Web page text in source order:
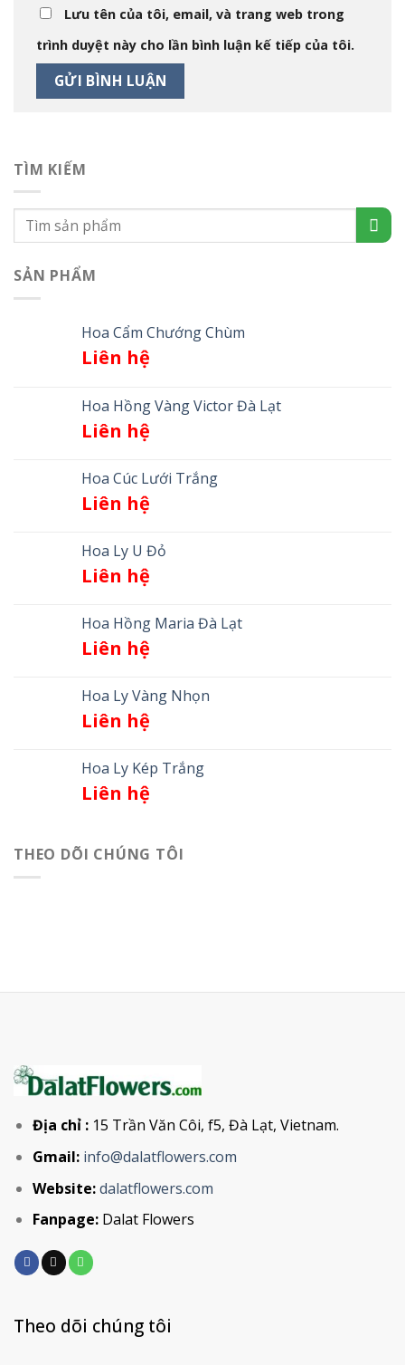
Lưu tên của tôi, email, và trang web trong
trình duyệt này cho lần bình luận kế tiếp của tôi.
TÌM KIẾM
SẢN PHẨM
Hoa Cẩm Chướng Chùm
Liên hệ
Hoa Hồng Vàng Victor Đà Lạt
Liên hệ
Hoa Cúc Lưới Trắng
Liên hệ
Hoa Ly U Đỏ
Liên hệ
Hoa Hồng Maria Đà Lạt
Liên hệ
Hoa Ly Vàng Nhọn
Liên hệ
Hoa Ly Kép Trắng
Liên hệ
THEO DÕI CHÚNG TÔI
Địa chỉ :15 Trần Văn Côi, f5, Đà Lạt, Vietnam.
Gmail: info@dalatflowers.com
Website:dalatflowers.com
Fanpage: Dalat Flowers
Theo dõi chúng tôi